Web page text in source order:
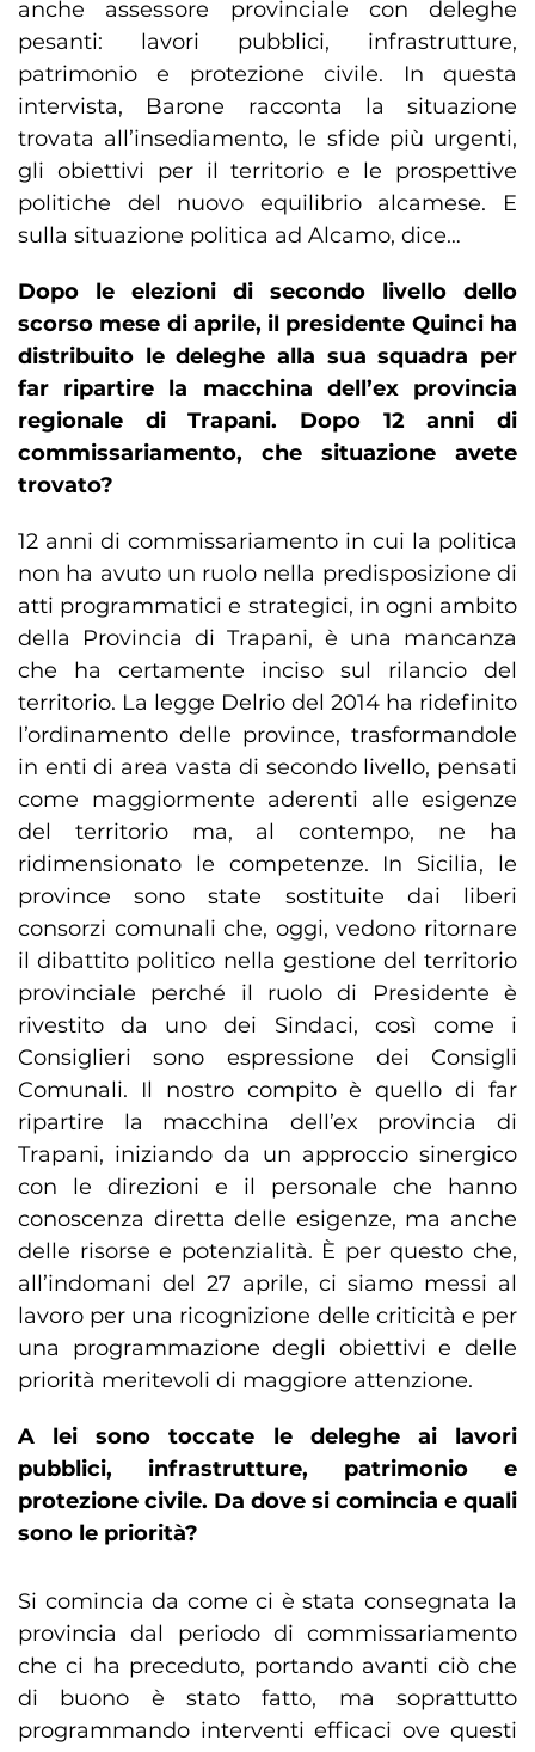
anche assessore provinciale con deleghe
pesanti: lavori pubblici, infrastrutture,
patrimonio e protezione civile. In questa
intervista, Barone racconta la situazione
trovata all’insediamento, le sfide più urgenti,
gli obiettivi per il territorio e le prospettive
politiche del nuovo equilibrio alcamese. E
sulla situazione politica ad Alcamo, dice…
Dopo le elezioni di secondo livello dello
scorso mese di aprile, il presidente Quinci ha
distribuito le deleghe alla sua squadra per
far ripartire la macchina dell’ex provincia
regionale di Trapani. Dopo 12 anni di
commissariamento, che situazione avete
trovato?
12 anni di commissariamento in cui la politica
non ha avuto un ruolo nella predisposizione di
atti programmatici e strategici, in ogni ambito
della Provincia di Trapani, è una mancanza
che ha certamente inciso sul rilancio del
territorio. La legge Delrio del 2014 ha ridefinito
l’ordinamento delle province, trasformandole
in enti di area vasta di secondo livello, pensati
come maggiormente aderenti alle esigenze
del territorio ma, al contempo, ne ha
ridimensionato le competenze. In Sicilia, le
province sono state sostituite dai liberi
consorzi comunali che, oggi, vedono ritornare
il dibattito politico nella gestione del territorio
provinciale perché il ruolo di Presidente è
rivestito da uno dei Sindaci, così come i
Consiglieri sono espressione dei Consigli
Comunali. Il nostro compito è quello di far
ripartire la macchina dell’ex provincia di
Trapani, iniziando da un approccio sinergico
con le direzioni e il personale che hanno
conoscenza diretta delle esigenze, ma anche
delle risorse e potenzialità. È per questo che,
all’indomani del 27 aprile, ci siamo messi al
lavoro per una ricognizione delle criticità e per
una programmazione degli obiettivi e delle
priorità meritevoli di maggiore attenzione.
A lei sono toccate le deleghe ai lavori
pubblici, infrastrutture, patrimonio e
protezione civile. Da dove si comincia e quali
sono le priorità?
Si comincia da come ci è stata consegnata la
provincia dal periodo di commissariamento
che ci ha preceduto, portando avanti ciò che
di buono è stato fatto, ma soprattutto
programmando interventi efficaci ove questi